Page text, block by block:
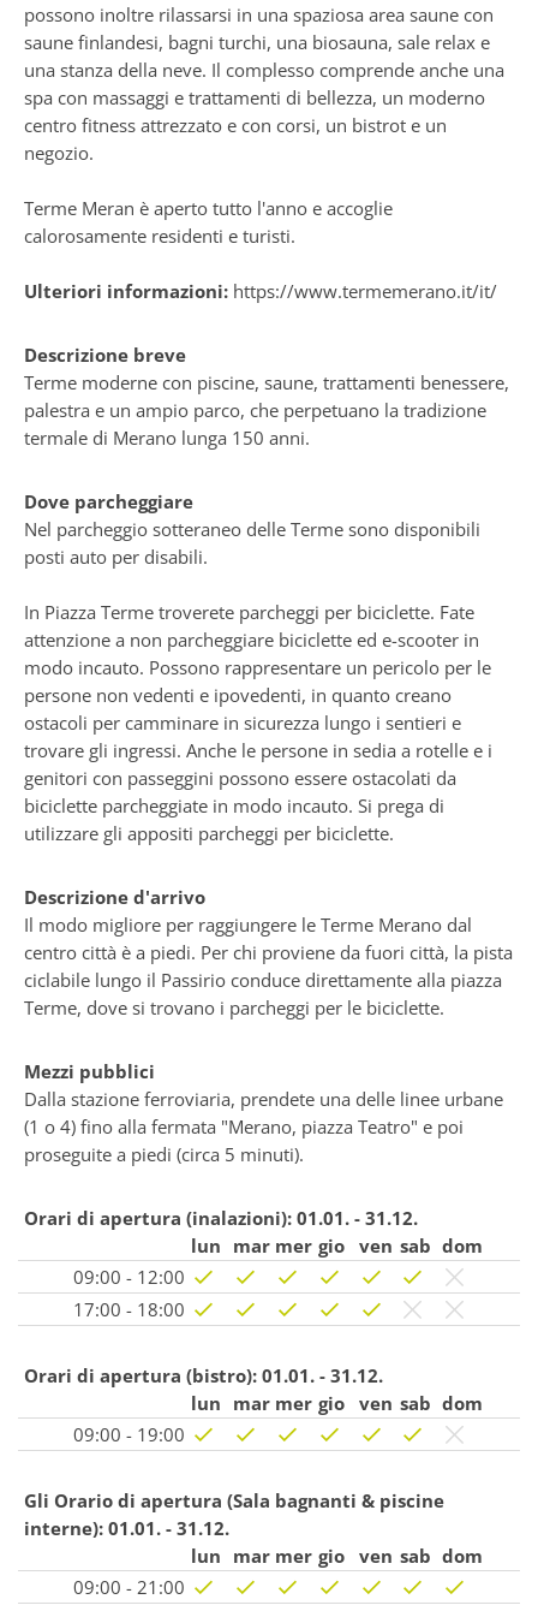
possono inoltre rilassarsi in una spaziosa area saune con
saune finlandesi, bagni turchi, una biosauna, sale relax e
una stanza della neve. Il complesso comprende anche una
spa con massaggi e trattamenti di bellezza, un moderno
centro fitness attrezzato e con corsi, un bistrot e un
negozio.
Terme Meran è aperto tutto l'anno e accoglie
calorosamente residenti e turisti.
Ulteriori informazioni: https://www.termemerano.it/it/
Descrizione breve
Terme moderne con piscine, saune, trattamenti benessere,
palestra e un ampio parco, che perpetuano la tradizione
termale di Merano lunga 150 anni.
Dove parcheggiare
Nel parcheggio sotteraneo delle Terme sono disponibili
posti auto per disabili.
In Piazza Terme troverete parcheggi per biciclette. Fate
attenzione a non parcheggiare biciclette ed e-scooter in
modo incauto. Possono rappresentare un pericolo per le
persone non vedenti e ipovedenti, in quanto creano
ostacoli per camminare in sicurezza lungo i sentieri e
trovare gli ingressi. Anche le persone in sedia a rotelle e i
genitori con passeggini possono essere ostacolati da
biciclette parcheggiate in modo incauto. Si prega di
utilizzare gli appositi parcheggi per biciclette.
Descrizione d'arrivo
Il modo migliore per raggiungere le Terme Merano dal
centro città è a piedi. Per chi proviene da fuori città, la pista
ciclabile lungo il Passirio conduce direttamente alla piazza
Terme, dove si trovano i parcheggi per le biciclette.
Mezzi pubblici
Dalla stazione ferroviaria, prendete una delle linee urbane
(1 o 4) fino alla fermata "Merano, piazza Teatro" e poi
proseguite a piedi (circa 5 minuti).
Orari di apertura (inalazioni): 01.01. - 31.12.
lun mar mer gio ven sab dom
09:00 - 12:00
17:00 - 18:00
Orari di apertura (bistro): 01.01. - 31.12.
lun mar mer gio ven sab dom
09:00 - 19:00
Gli Orario di apertura (Sala bagnanti & piscine
interne): 01.01. - 31.12.
lun mar mer gio ven sab dom
09:00 - 21:00